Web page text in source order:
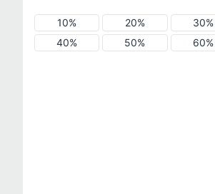
10% 20%
30%
40%
50% 60%